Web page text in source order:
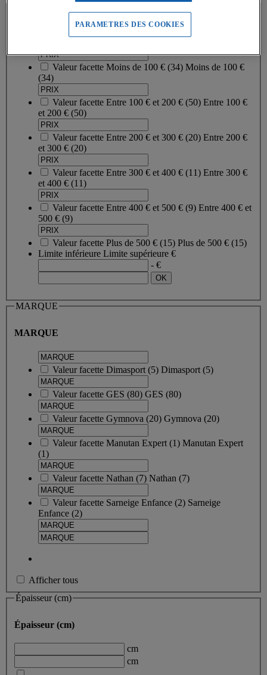
Valeur facette Moins de 100 € (34) Moins de 100 €
(34)
Valeur facette Entre 100 € et 200 € (50) Entre 100 €
et 200 € (50)
Valeur facette Entre 200 € et 300 € (20) Entre 200 €
et 300 € (20)
Valeur facette Entre 300 € et 400 € (11) Entre 300 €
et 400 € (11)
Valeur facette Entre 400 € et 500 € (9) Entre 400 € et
500 € (9)
Valeur facette Plus de 500 € (15) Plus de 500 € (15)
Limite inférieure Limite supérieure €
- €
MARQUE
MARQUE
Valeur facette Dimasport (5) Dimasport (5)
Valeur facette GES (80) GES (80)
Valeur facette Gymnova (20) Gymnova (20)
Valeur facette Manutan Expert (1) Manutan Expert
(1)
Valeur facette Nathan (7) Nathan (7)
Valeur facette Sarneige Enfance (2) Sarneige
Enfance (2)
Afficher tous
Épaisseur (cm)
Épaisseur (cm)
cm
cm
PARAMETRES DES COOKIES